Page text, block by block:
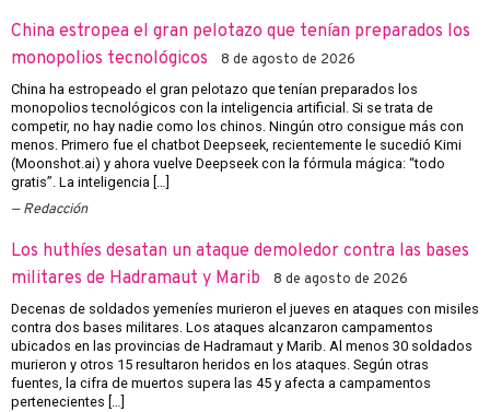
China estropea el gran pelotazo que tenían preparados los
monopolios tecnológicos
8 de agosto de 2026
China ha estropeado el gran pelotazo que tenían preparados los
monopolios tecnológicos con la inteligencia artificial. Si se trata de
competir, no hay nadie como los chinos. Ningún otro consigue más con
menos. Primero fue el chatbot Deepseek, recientemente le sucedió Kimi
(Moonshot.ai) y ahora vuelve Deepseek con la fórmula mágica: “todo
gratis”. La inteligencia […]
Redacción
Los huthíes desatan un ataque demoledor contra las bases
militares de Hadramaut y Marib
8 de agosto de 2026
Decenas de soldados yemeníes murieron el jueves en ataques con misiles
contra dos bases militares. Los ataques alcanzaron campamentos
ubicados en las provincias de Hadramaut y Marib. Al menos 30 soldados
murieron y otros 15 resultaron heridos en los ataques. Según otras
fuentes, la cifra de muertos supera las 45 y afecta a campamentos
pertenecientes […]